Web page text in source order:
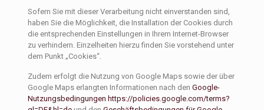
Sofern Sie mit dieser Verarbeitung nicht einverstanden sind,
haben Sie die Möglichkeit, die Installation der Cookies durch
die entsprechenden Einstellungen in Ihrem Internet-Browser
zu verhindern. Einzelheiten hierzu finden Sie vorstehend unter
dem Punkt „Cookies“.
Zudem erfolgt die Nutzung von Google Maps sowie der über
Google Maps erlangten Informationen nach den Google-
Nutzungsbedingungen https://policies.google.com/terms?